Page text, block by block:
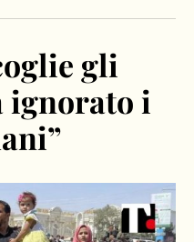
gli
ignorato i